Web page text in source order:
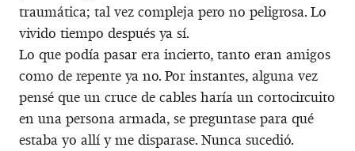
traumática; tal vez compleja pero no peligrosa. Lo
vivido tiempo después ya sí.
Lo que podía pasar era incierto, tanto eran amigos
como de repente ya no. Por instantes, alguna vez
pensé que un cruce de cables haría un cortocircuito
en una persona armada, se preguntase para qué
estaba yo allí y me disparase. Nunca sucedió.